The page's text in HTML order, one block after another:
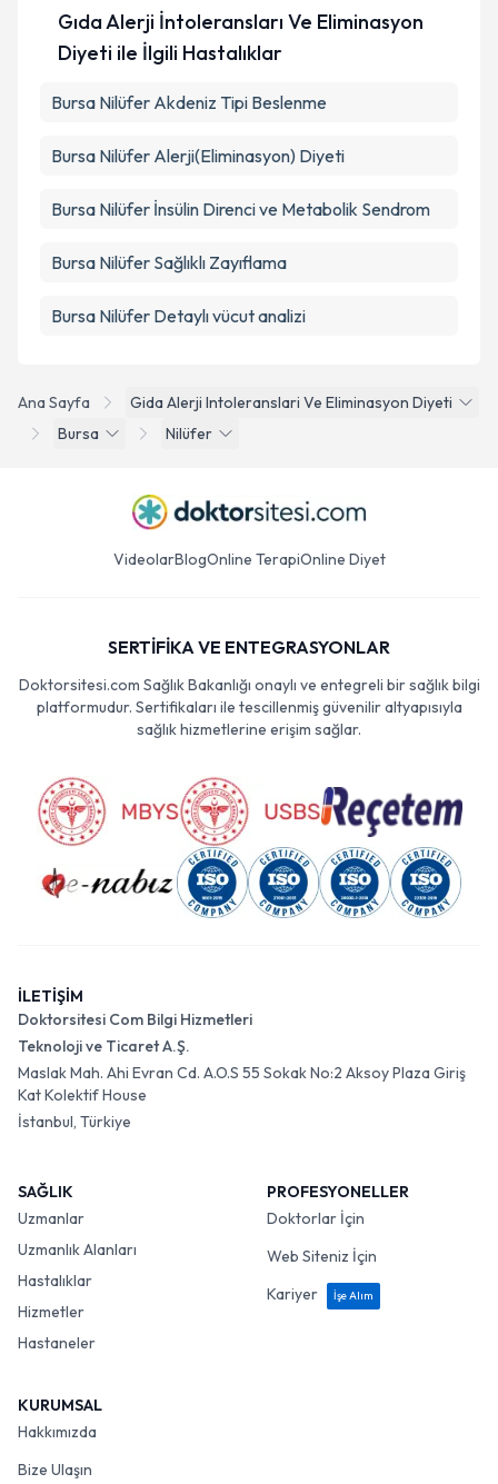
Ana Sayfa
Gida Alerji Intoleranslari Ve Eliminasyon Diyeti
Bursa
Nilüfer
Gıda Alerji İntoleransları Ve Eliminasyon
Diyeti ile İlgili Hastalıklar
Bursa Nilüfer Akdeniz Tipi Beslenme
Bursa Nilüfer Alerji(Eliminasyon) Diyeti
Bursa Nilüfer İnsülin Direnci ve Metabolik Sendrom
Bursa Nilüfer Sağlıklı Zayıflama
Bursa Nilüfer Detaylı vücut analizi
VideolarBlogOnline TerapiOnline Diyet
SERTİFİKA VE ENTEGRASYONLAR
Doktorsitesi.com Sağlık Bakanlığı onaylı ve entegreli bir sağlık bilgi
platformudur. Sertifikaları ile tescillenmiş güvenilir altyapısıyla
sağlık hizmetlerine erişim sağlar.
İLETİŞİM
Doktorsitesi Com Bilgi Hizmetleri
Teknoloji ve Ticaret A.Ş.
Maslak Mah. Ahi Evran Cd. A.O.S 55 Sokak No:2 Aksoy Plaza Giriş
Kat Kolektif House
İstanbul, Türkiye
SAĞLIK
Uzmanlar
Uzmanlık Alanları
Hastalıklar
Hizmetler
Hastaneler
PROFESYONELLER
Doktorlar İçin
Web Siteniz İçin
Kariyer
İşe Alım
KURUMSAL
Hakkımızda
Bize Ulaşın